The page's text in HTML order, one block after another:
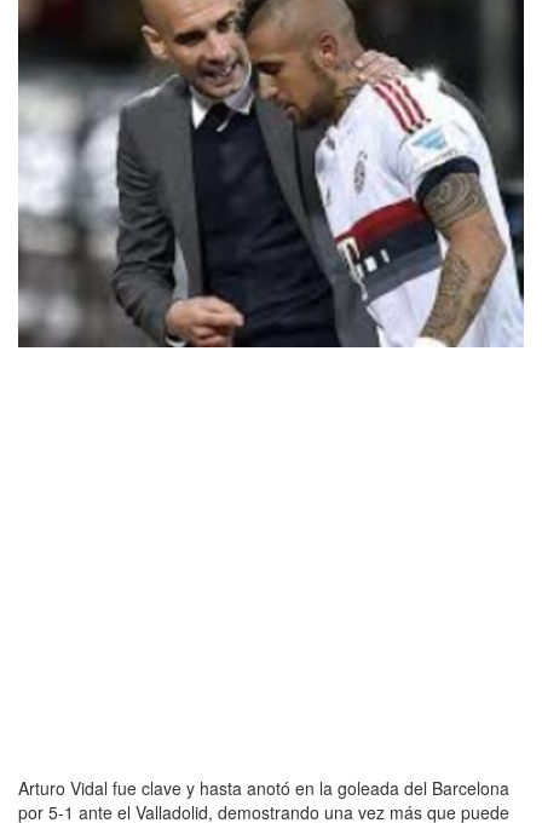
Arturo Vidal fue clave y hasta anotó en la goleada del Barcelona
por 5-1 ante el Valladolid, demostrando una vez más que puede